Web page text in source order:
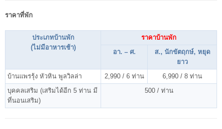
ราคาที่พัก
ประเภทบ้านพัก
(ไม่มีอาหารเช้า)
ราคาบ้านพัก
อา. – ศ.
ส., นักขัตฤกษ์, หยุด
ยาว
บ้านแพรรุ้ง หัวหิน พูลวิลล่า
2,990 / 6 ท่าน
6,990 / 8 ท่าน
บุคคลเสริม (เสริมได้อีก 5 ท่าน มี
ที่นอนเสริม)
500 / ท่าน